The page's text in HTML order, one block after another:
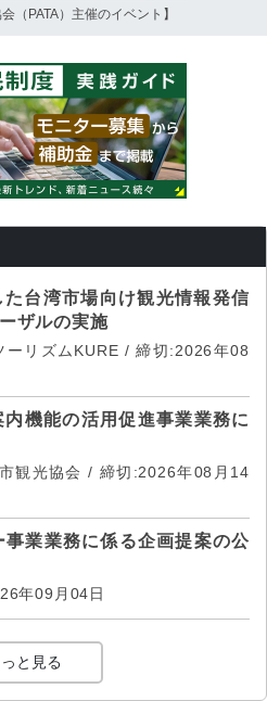
（PATA）主催のイベント】
台湾市場向け観光情報発信
ザルの実施
ーリズムKURE / 締切:2026年08
機能の活用促進事業業務に
観光協会 / 締切:2026年08月14
事業業務に係る企画提案の公
年09月04日
と見る